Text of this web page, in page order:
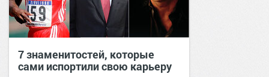
7 знаменитостей, которые
сами испортили свою карьеру